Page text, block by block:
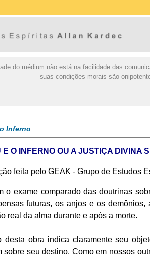
do médium não está na facilidade das
suas condições morais são
Inferno
E O INFERNO OU A JUSTIÇA DIVINA
feita pelo GEAK - Grupo de Estudos
o exame comparado das doutrinas
futuras, os anjos e os
real da alma durante e após a morte.
desta obra indica claramente seu
sobre seu destino. Como em nossos